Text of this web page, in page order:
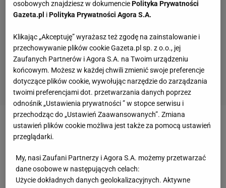
Zobacz wideoBurza wokół słów Ziółkowskiego po
finale Pucharu Polski. Kosecki: Po co przepraszać?
Słynny klub wraca. Czekali 12 lat
osobowych znajdziesz w dokumenciePolityka Prywatności
Gazeta.pl iPolityka Prywatności Agora S.A.
Klikając „Akceptuję” wyrażasz też zgodę na zainstalowanie i
przechowywanie plików cookie Gazeta.pl sp. z o.o., jej
Zaufanych Partnerów i Agora S.A. na Twoim urządzeniu
końcowym. Możesz w każdej chwili zmienić swoje preferencje
dotyczące plików cookie, wywołując narzędzie do zarządzania
twoimi preferencjami dot. przetwarzania danych poprzez
odnośnik „Ustawienia prywatności ” w stopce serwisu i
przechodząc do „Ustawień Zaawansowanych”. Zmiana
ustawień plików cookie możliwa jest także za pomocą ustawień
przeglądarki.
My, nasi Zaufani Partnerzy i Agora S.A. możemy przetwarzać
dane osobowe w następujących celach:
Użycie dokładnych danych geolokalizacyjnych. Aktywne